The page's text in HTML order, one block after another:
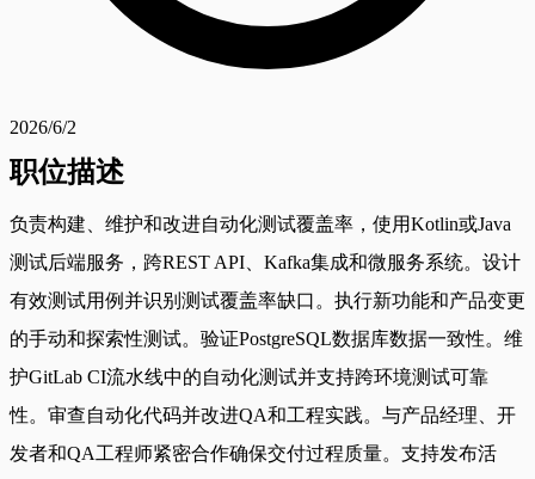
2026/6/2
职位描述
负责构建、维护和改进自动化测试覆盖率，使用Kotlin或Java
测试后端服务，跨REST API、Kafka集成和微服务系统。设计
有效测试用例并识别测试覆盖率缺口。执行新功能和产品变更
的手动和探索性测试。验证PostgreSQL数据库数据一致性。维
护GitLab CI流水线中的自动化测试并支持跨环境测试可靠
性。审查自动化代码并改进QA和工程实践。与产品经理、开
发者和QA工程师紧密合作确保交付过程质量。支持发布活